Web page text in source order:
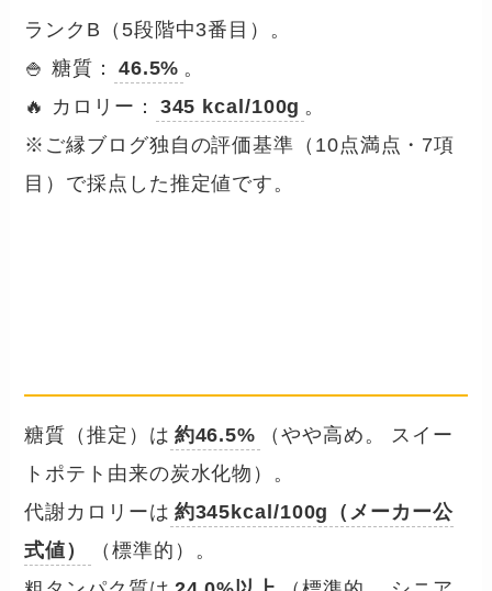
ランクB（5段階中3番目）。
🍚 糖質：
46.5% 。
🔥 カロリー：
345 kcal/100g 。
※ご縁ブログ独自の評価基準（10点満点・7項
目）で採点した推定値です。
糖質（推定）は 約46.5%
（やや高め。 スイー
トポテト由来の炭水化物）。
代謝カロリーは 約345kcal/100g（メーカー公
式値）
（標準的）。